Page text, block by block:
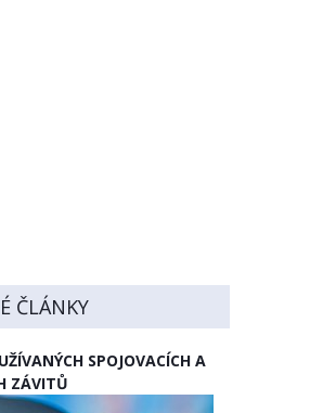
ČLÁNKY
SPOJOVACÍCH A
ZÁVITŮ